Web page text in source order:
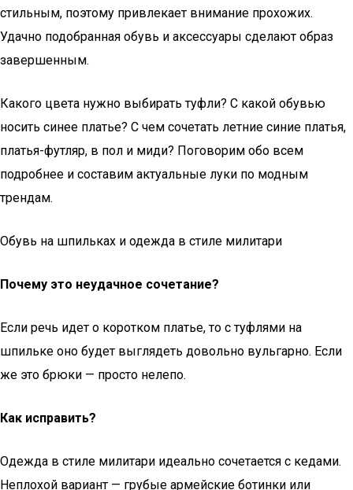
стильным, поэтому привлекает внимание прохожих.
Удачно подобранная обувь и аксессуары сделают образ
завершенным.
Какого цвета нужно выбирать туфли? С какой обувью
носить синее платье? С чем сочетать летние синие платья,
платья-футляр, в пол и миди? Поговорим обо всем
подробнее и составим актуальные луки по модным
трендам.
Обувь на шпильках и одежда в стиле милитари
Почему это неудачное сочетание?
Если речь идет о коротком платье, то с туфлями на
шпильке оно будет выглядеть довольно вульгарно. Если
же это брюки — просто нелепо.
Как исправить?
Одежда в стиле милитари идеально сочетается с кедами.
Неплохой вариант — грубые армейские ботинки или